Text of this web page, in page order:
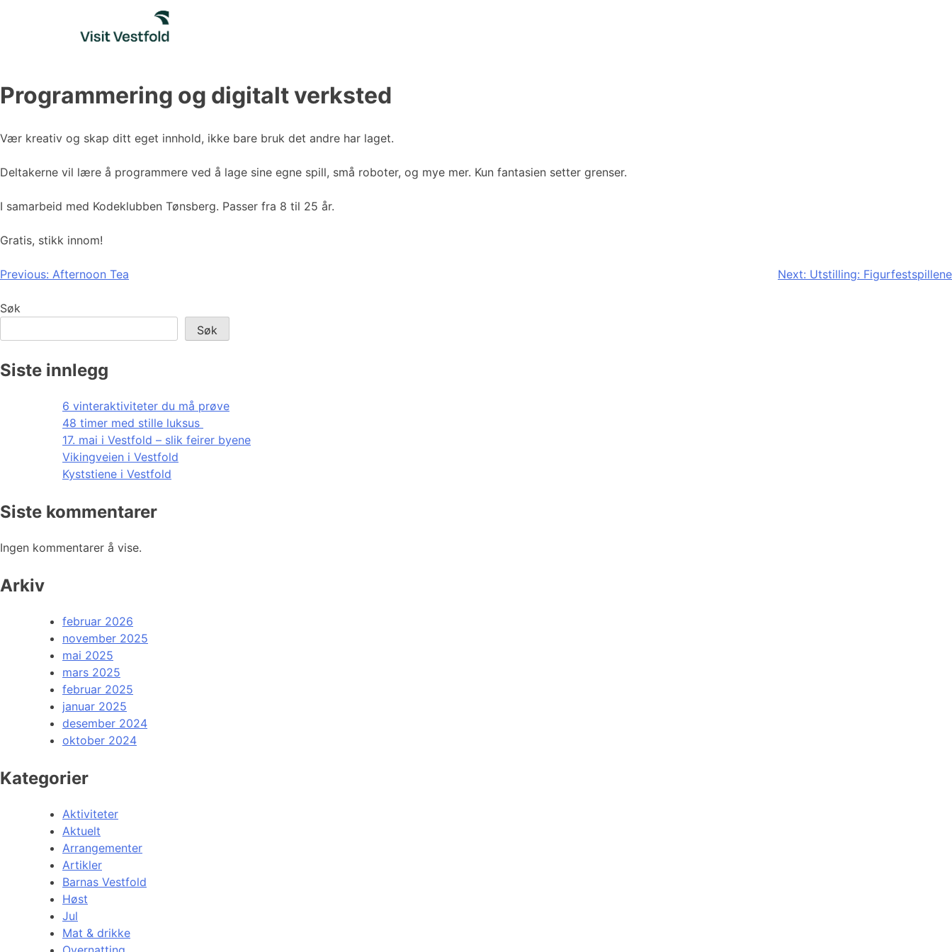
Programmering og digitalt verksted
Vær kreativ og skap ditt eget innhold, ikke bare bruk det andre har laget.
Deltakerne vil lære å programmere ved å lage sine egne spill, små roboter, og mye mer. Kun fantasien setter grenser.
I samarbeid med Kodeklubben Tønsberg. Passer fra 8 til 25 år.
Gratis, stikk innom!
Innleggsnavigasjon
Previous: Afternoon Tea Next: Utstilling: Figurfestspillene
Søk
Søk
Siste innlegg
6 vinteraktiviteter du må prøve
48 timer med stille luksus
17. mai i Vestfold – slik feirer byene
Vikingveien i Vestfold
Kyststiene i Vestfold
Siste kommentarer
Ingen kommentarer å vise.
Arkiv
februar 2026
november 2025
mai 2025
mars 2025
februar 2025
januar 2025
desember 2024
oktober 2024
Kategorier
Aktiviteter
Aktuelt
Arrangementer
Artikler
Barnas Vestfold
Høst
Jul
Mat & drikke